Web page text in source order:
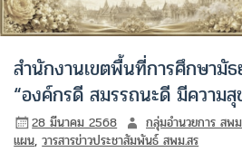
สำนักงานเขตพื้นที่การศึกษามั
“องค์กรดี สมรรถนะดี มีความสุ
28 มีนาคม 2568 กลุ่มอำนวยการ สพ
แผน,วารสารข่าวประชาสัมพันธ์ สพม.สร